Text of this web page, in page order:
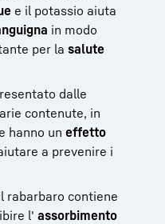
e il potassio aiuta
in modo
per la salute
dalle
contenute, in
hanno un effetto
a prevenire i
rabarbaro contiene
l' assorbimento